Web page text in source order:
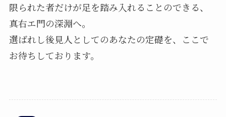
限られた者だけが足を踏み入れることのできる、
真右エ門の深淵へ。
選ばれし後見人としてのあなたの定礎を、ここで
お待ちしております。